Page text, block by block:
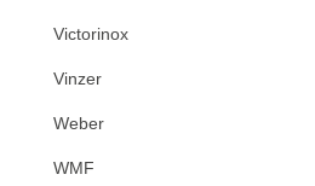
Victorinox
Vinzer
Weber
WMF